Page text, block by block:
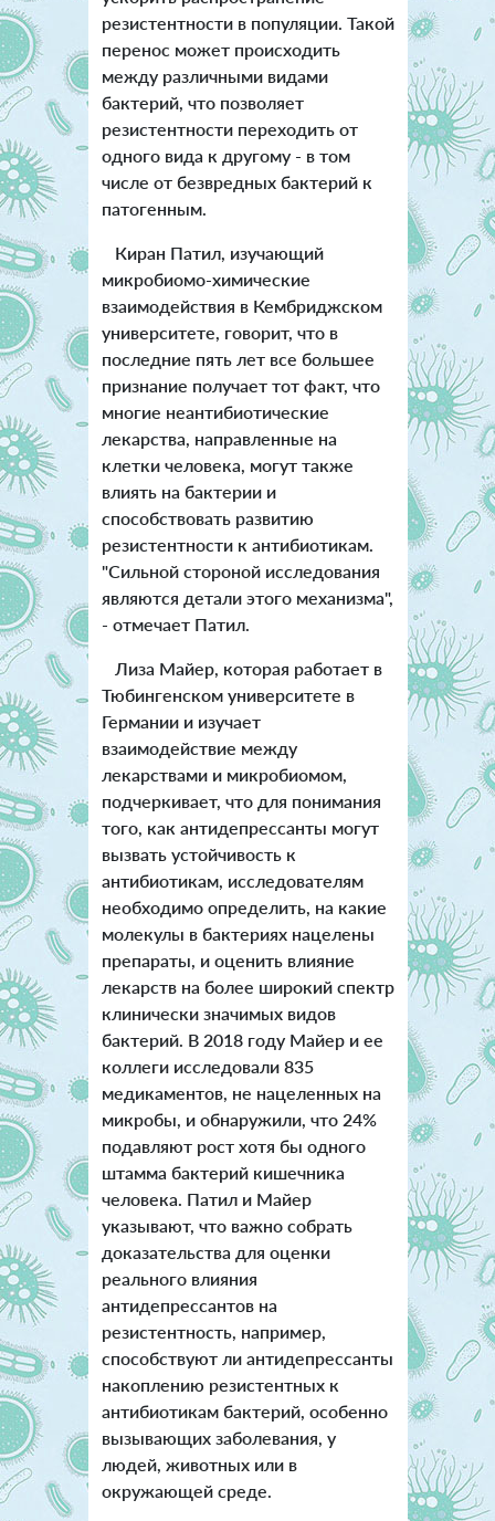
резистентности в популяции. Такой
перенос может происходить
между различными видами
бактерий, что позволяет
резистентности переходить от
одного вида к другому - в том
числе от безвредных бактерий к
патогенным.
Киран Патил, изучающий
микробиомо-химические
взаимодействия в Кембриджском
университете, говорит, что в
последние пять лет все большее
признание получает тот факт, что
многие неантибиотические
лекарства, направленные на
клетки человека, могут также
влиять на бактерии и
способствовать развитию
резистентности к антибиотикам.
"Сильной стороной исследования
являются детали этого механизма",
- отмечает Патил.
Лиза Майер, которая работает в
Тюбингенском университете в
Германии и изучает
взаимодействие между
лекарствами и микробиомом,
подчеркивает, что для понимания
того, как антидепрессанты могут
вызвать устойчивость к
антибиотикам, исследователям
необходимо определить, на какие
молекулы в бактериях нацелены
препараты, и оценить влияние
лекарств на более широкий спектр
клинически значимых видов
бактерий. В 2018 году Майер и ее
коллеги исследовали 835
медикаментов, не нацеленных на
микробы, и обнаружили, что 24%
подавляют рост хотя бы одного
штамма бактерий кишечника
человека. Патил и Майер
указывают, что важно собрать
доказательства для оценки
реального влияния
антидепрессантов на
резистентность, например,
способствуют ли антидепрессанты
накоплению резистентных к
антибиотикам бактерий, особенно
вызывающих заболевания, у
людей, животных или в
окружающей среде.